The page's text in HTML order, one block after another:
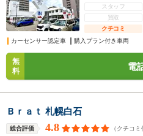
スタッフ
買取
クチコミ
カーセンサー認定車
購入プラン付き車両
無
料
電
Ｂｒａｔ 札幌白石
総合評価 4.8 （クチコミ